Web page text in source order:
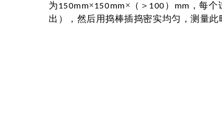
为 150mm× 150mm ×（＞ 100 ） mm ，每个
出），然后用捣棒插捣密实均匀，测量